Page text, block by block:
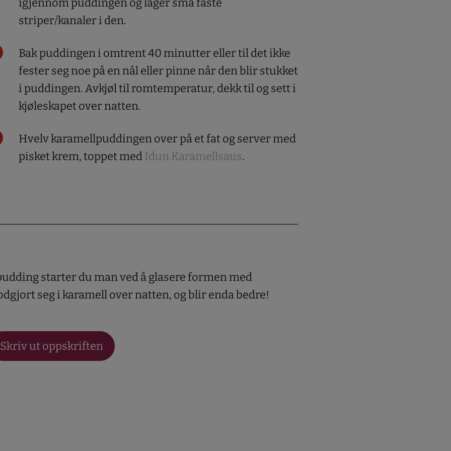
igjennom puddingen og lager små faste
striper/kanaler i den.
Bak puddingen i omtrent 40 minutter eller til det ikke
fester seg noe på en nål eller pinne når den blir stukket
i puddingen. Avkjøl til romtemperatur, dekk til og sett i
kjøleskapet over natten.
Hvelv karamellpuddingen over på et fat og server med
pisket krem, toppet medIdun Karamellsaus.
starter du man ved å glasere formen med
seg i karamell over natten, og blir enda bedre!
Skriv ut oppskriften